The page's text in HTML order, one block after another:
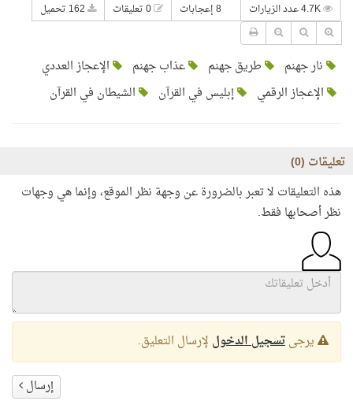
8 إعجابات
نار جهنم طريق جهنم عذاب جهنم
الإعجاز العددي
الإعجاز الرقمي
إبليس في القرآن الشيطان في القرآن
تعليقات (0
)
هذه التعليقات لا تعبر بالضرورة عن وجهة نظر الموقع، وإنما هي وجهات
نظر أصحابها فقط.
يرجىتسجيل الدخول لإرسال التعليق.
إرسال